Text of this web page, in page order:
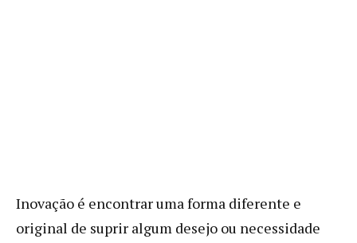
Inovação é encontrar uma forma diferente e
original de suprir algum desejo ou necessidade